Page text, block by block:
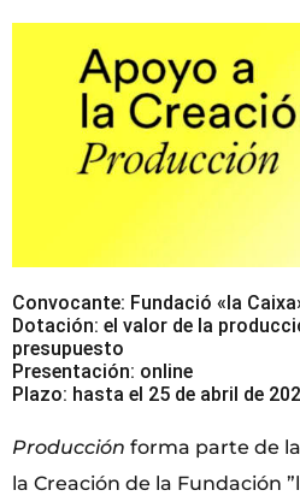
Convocante: Fundació «la
Dotación: el valor de la
presupuesto
Presentación: online
Plazo: hasta el 25 de abril de
Producción forma parte de
la Creación de la Fundación